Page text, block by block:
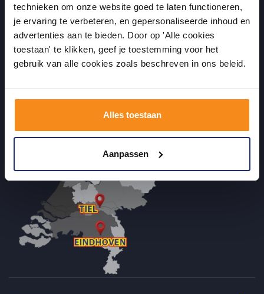
technieken om onze website goed te laten functioneren,
je ervaring te verbeteren, en gepersonaliseerde inhoud en
advertenties aan te bieden. Door op 'Alle cookies
toestaan' te klikken, geef je toestemming voor het
gebruik van alle cookies zoals beschreven in ons beleid.
Alles toestaan
Aanpassen
Over ons
uw sanitairwinkel in Dalen waar u niet alleen in onze showroom
terecht kunt voor badkamertegels en sanitair, maar ook via de